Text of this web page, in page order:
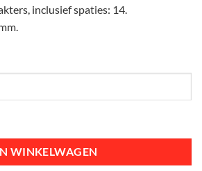
inclusief spaties: 14.
WINKELWAGEN